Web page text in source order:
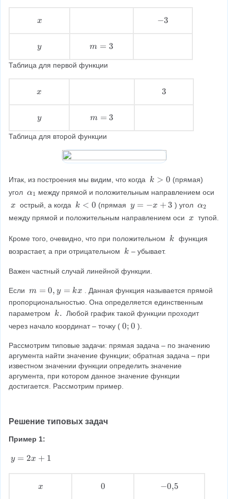
x
x
-
−3
y
\
y
m
3
m = 3
Таблица для первой функции
x
x
3
3
y
\
y
m
3
m = 3
Таблица для второй функции
Итак, из построения мы видим, что когда
k
>
k > 0 (прямая)
угол \
a
p
a
_
α1 между прямой и положительным направлением оси
x
\
x острый, а когда
k
<
k < 0 (прямая y
=
x
3
y = −x + 3 ) угол \
a
p
h
α2
между прямой и положительным направлением оси x
\
x тупой.
Кроме того, очевидно, что при положительном
k
k функция
возрастает, а при отрицательном
k
\
k – убывает.
Важен частный случай линейной функции.
Если m
=
0,
=
x
m = 0, y = kx
. Данная функция называется прямой
пропорциональностью. Она определяется единственным
параметром
k
.
k.
Любой график такой функции проходит
через начало координат – точку ( 0
0
0; 0 ).
Рассмотрим типовые задачи: прямая задача – по значению
аргумента найти значение функции; обратная задача – при
известном значении функции определить значение
аргумента, при котором данное значение функции
достигается. Рассмотрим пример.
Решение типовых задач
Пример 1:
y
y = 2x + 1
x
x
0
0
−
−0,5